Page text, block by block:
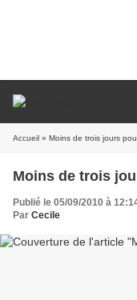
Accueil » Moins de trois jours
Moins de trois
Publié le 05/09/2010 à
Par Cecile